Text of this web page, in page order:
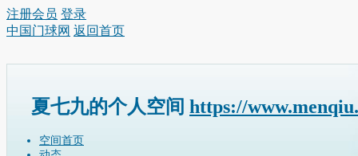
注册会员 登录
中国门球网 返回首页
夏七九的个人空间 https://
空间首页